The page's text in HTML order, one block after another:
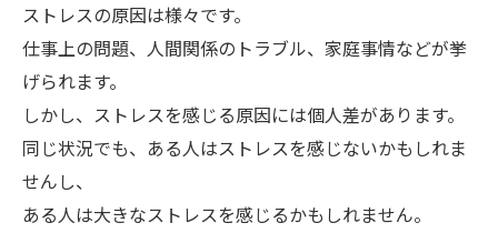
ストレスの原因は様々です。
仕事上の問題、人間関係のトラブル、家庭事情などが挙
げられます。
しかし、ストレスを感じる原因には個人差があります。
同じ状況でも、ある人はストレスを感じないかもしれま
せんし、
ある人は大きなストレスを感じるかもしれません。